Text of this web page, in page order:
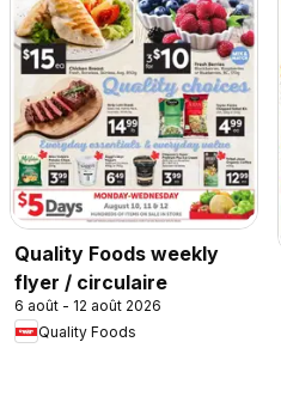
Quality Foods weekly
flyer / circulaire
6 août - 12 août 2026
Quality Foods